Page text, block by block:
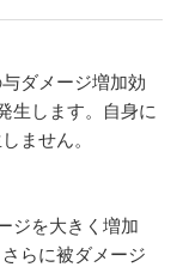
ダメージ増加効
生します。自身に
ません。
ジを大きく増加
らに被ダメージ